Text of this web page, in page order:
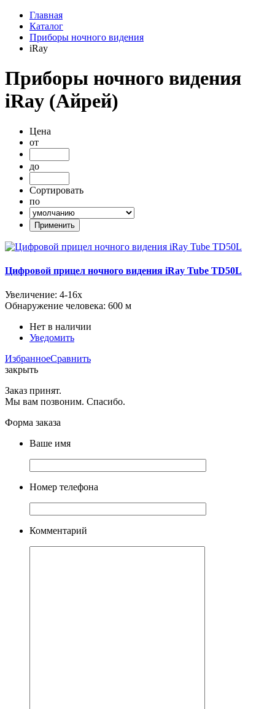
Главная
Каталог
Приборы ночного видения
iRay
Приборы ночного видения
iRay (Айрей)
Цена
от
до
Сортировать
по
Цифровой прицел ночного видения iRay Tube TD50L
Увеличение: 4-16x
Обнаружение человека: 600 м
Нет в наличии
Уведомить
ИзбранноеСравнить
закрыть
Заказ принят.
Мы вам позвоним. Спасибо.
Форма заказа
Ваше имя
Номер телефона
Комментарий